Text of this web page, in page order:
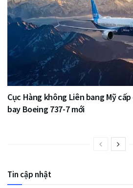
Cục Hàng không Liên bang Mỹ
bay Boeing 737-7 mới
Tin cập nhật